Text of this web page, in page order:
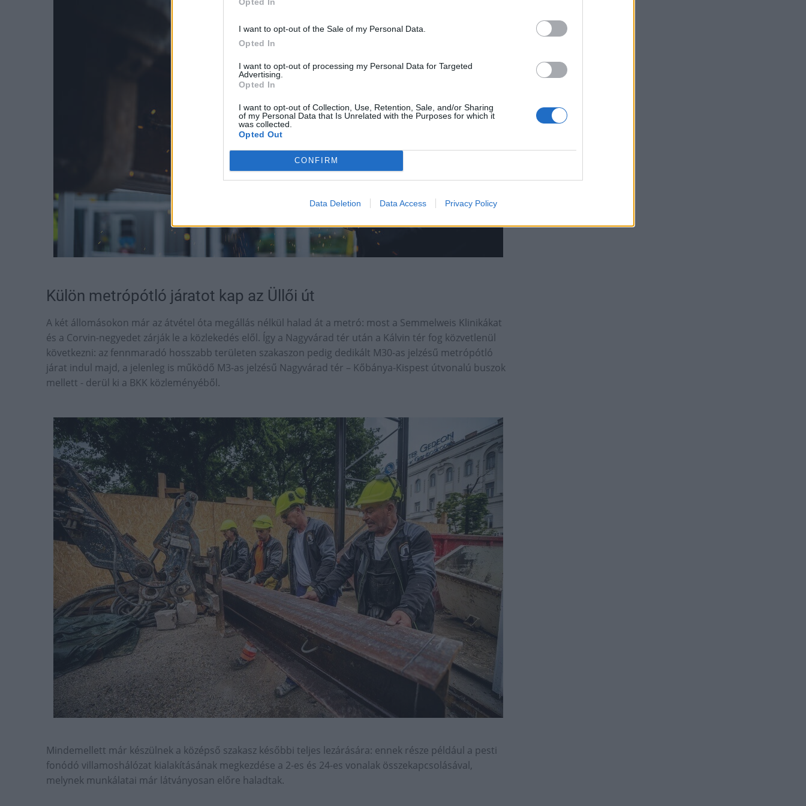
I want to opt-out of the Sale of my Personal Data.
Opted In
I want to opt-out of processing my Personal Data for Targeted
Advertising.
Opted In
I want to opt-out of Collection, Use, Retention, Sale, and/or Sharing
of my Personal Data that Is Unrelated with the Purposes for which it
was collected.
Opted Out
CONFIRM
Data Deletion Data Access Privacy Policy
Külön metrópótló járatot kap az Üllői út
A két állomásokon már az átvétel óta megállás nélkül halad át a metró: most a Semmelweis Klinikákat
és a Corvin-negyedet zárják le a közlekedés elől. Így a Nagyvárad tér után a Kálvin tér fog közvetlenül
következni: az fennmaradó hosszabb területen szakaszon pedig dedikált M30-as jelzésű metrópótló
járat indul majd, a jelenleg is működő M3-as jelzésű Nagyvárad tér – Kőbánya-Kispest útvonalú buszok
mellett - derül ki a BKK közleményéből.
Mindemellett már készülnek a középső szakasz későbbi teljes lezárására: ennek része például a pesti
fonódó villamoshálózat kialakításának megkezdése a 2-es és 24-es vonalak összekapcsolásával,
melynek munkálatai már látványosan előre haladtak.